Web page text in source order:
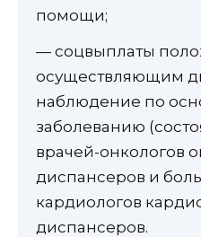
помощи;
— соцвыплаты
осуществляющим
наблюдение по
заболеванию
врачей-онкологов
диспансеров и
кардиологов
диспансеров.